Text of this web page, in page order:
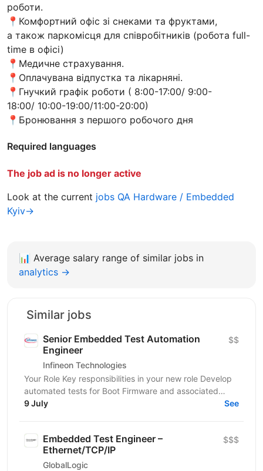
роботи.
📍Комфортний офіс зі снеками та фруктами,
а також паркомісця для співробітників (робота full-
time в офісі)
📍Медичне страхування.
📍Оплачувана відпустка та лікарняні.
📍Гнучкий графік роботи ( 8:00-17:00/ 9:00-
18:00/ 10:00-19:00/11:00-20:00)
📍Бронювання з першого робочого дня
Required languages
The job ad is no longer active
Look at the current jobs QA Hardware / Embedded
Kyiv→
📊 Average salary range of similar jobs in
analytics →
Similar jobs
Senior Embedded Test Automation
Engineer
Infineon Technologies
$$
Your Role Key responsibilities in your new role Develop
automated tests for Boot Firmware and associated
software for ARM Cortex-M MCUs Develop test...
9 July See
Embedded Test Engineer –
Ethernet/TCP/IP
GlobalLogic
$$$